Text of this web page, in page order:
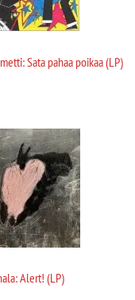
Sata pahaa poikaa (LP)
Alert! (LP)